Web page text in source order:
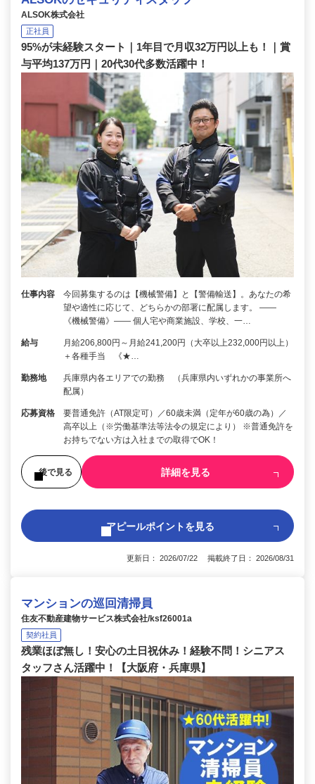
ALSOK株式会社
正社員
95%が未経験スタート｜1年目で月収32万円以上も！｜賞
与平均137万円｜20代30代多数活躍中！
仕事内容
今回募集するのは【機械警備】と【警備輸送】。あなたの希
望や適性に応じて、どちらかの部署に配属します。 ――
《機械警備》―― 個人宅や商業施設、学校、一…
給与
月給206,800円～月給241,200円（大卒以上232,000円以上）
＋各種手当 《★…
勤務地
兵庫県内各エリアでの勤務 （兵庫県内いずれかの事業所へ
配属）
応募資格
要普通免許（AT限定可）／60歳未満（定年が60歳の為）／
高卒以上（※労働基準法等法令の規定により） ※普通免許を
お持ちでない方は入社までの取得でOK！
後で見る 詳細を見る
アピールポイントを見る
更新日： 2026/07/22 掲載終了日： 2026/08/31
マンションの巡回清掃員
住友不動産建物サービス株式会社/ksf26001a
契約社員
残業ほぼ無し！安心の土日祝休み！経験不問！シニアス
タッフさん活躍中！【大阪府・兵庫県】